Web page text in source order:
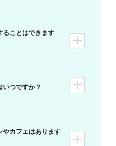
ることはできます
いつですか？
やカフェはあります